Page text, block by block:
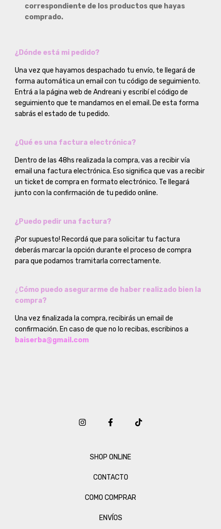
correspondiente de los productos que hayas
comprado.
¿Dónde está mi pedido?
Una vez que hayamos despachado tu envío, te llegará de
forma automática un email con tu código de seguimiento.
Entrá a la página web de Andreani y escribí el código de
seguimiento que te mandamos en el email. De esta forma
sabrás el estado de tu pedido.
¿Qué es una factura electrónica?
Dentro de las 48hs realizada la compra, vas a recibir vía
email una factura electrónica. Eso significa que vas a recibir
un ticket de compra en formato electrónico. Te llegará
junto con la confirmación de tu pedido online.
¿Puedo pedir una factura?
¡Por supuesto! Recordá que para solicitar tu factura
deberás marcar la opción durante el proceso de compra
para que podamos tramitarla correctamente.
¿Cómo puedo asegurarme de haber realizado bien la
compra?
Una vez finalizada la compra, recibirás un email de
confirmación. En caso de que no lo recibas, escribinos a
baiserba@gmail.com
SHOP ONLINE
CONTACTO
COMO COMPRAR
ENVÍOS